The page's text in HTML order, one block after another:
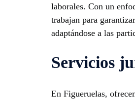
laborales. Con un
trabajan para
adaptándose a las
Servicios
En Figueruelas,